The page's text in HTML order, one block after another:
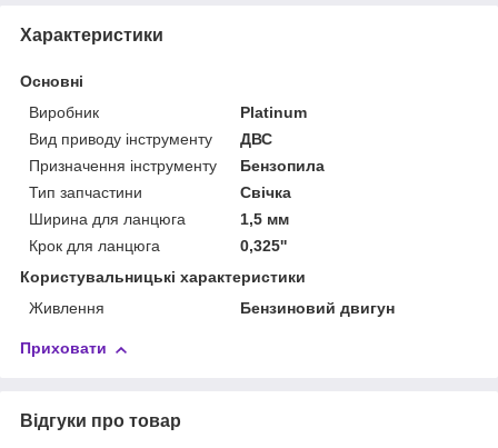
Характеристики
Основні
Виробник
Platinum
Вид приводу інструменту
ДВС
Призначення інструменту
Бензопила
Тип запчастини
Свічка
Ширина для ланцюга
1,5 мм
Крок для ланцюга
0,325''
Користувальницькі характеристики
Живлення
Бензиновий двигун
Приховати
Відгуки про товар